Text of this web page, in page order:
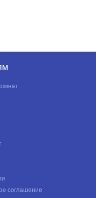
соглашение